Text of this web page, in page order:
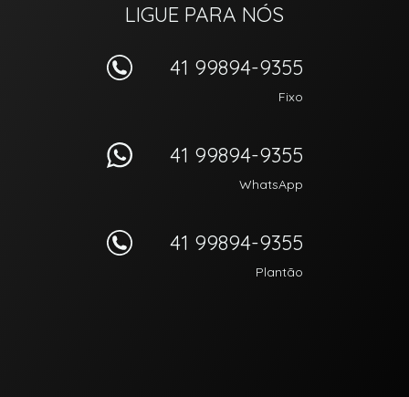
LIGUE PARA NÓS
41 99894-9355
Fixo
41 99894-9355
WhatsApp
41 99894-9355
Plantão